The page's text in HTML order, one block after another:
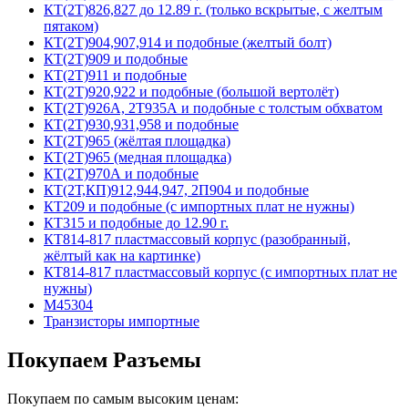
КТ(2Т)826,827 до 12.89 г. (только вскрытые, с желтым
пятаком)
КТ(2Т)904,907,914 и подобные (желтый болт)
КТ(2Т)909 и подобные
КТ(2Т)911 и подобные
КТ(2Т)920,922 и подобные (большой вертолёт)
КТ(2Т)926А, 2Т935А и подобные с толстым обхватом
КТ(2Т)930,931,958 и подобные
КТ(2Т)965 (жёлтая площадка)
КТ(2Т)965 (медная площадка)
КТ(2Т)970А и подобные
КТ(2Т,КП)912,944,947, 2П904 и подобные
КТ209 и подобные (с импортных плат не нужны)
КТ315 и подобные до 12.90 г.
КТ814-817 пластмассовый корпус (разобранный,
жёлтый как на картинке)
КТ814-817 пластмассовый корпус (с импортных плат не
нужны)
М45304
Транзисторы импортные
Покупаем Разъемы
Покупаем по самым высоким ценам: